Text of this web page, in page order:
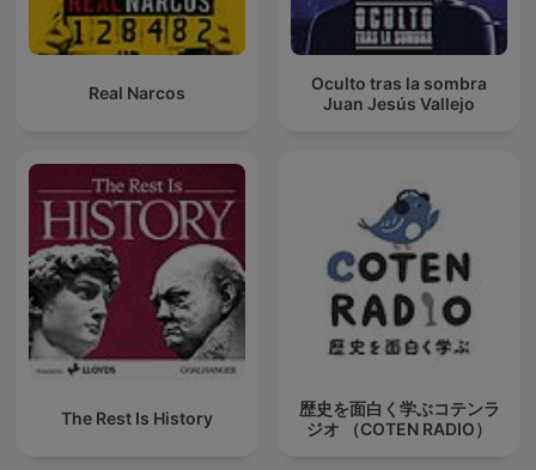
Real Narcos
Oculto tras la sombra
Juan Jesús Vallejo
The Rest Is History
歴史を面白く学ぶコテンラ
ジオ （COTEN RADIO）